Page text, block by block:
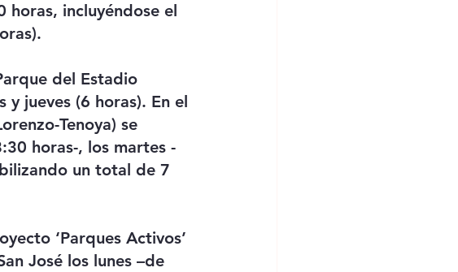
incluyéndose el
del Estadio
jueves (6 horas). En el
Tenoya) se
horas-, los martes -
un total de 7
‘Parques Activos’
José los lunes –de